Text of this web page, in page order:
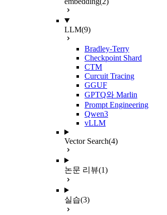
LLM(9)
Bradley-Terry
Checkpoint Shard
CTM
Curcuit Tracing
GGUF
GPTQ와 Marlin
Prompt Engineering
Qwen3
vLLM
Vector Search(4)
논문 리뷰(1)
실습(3)